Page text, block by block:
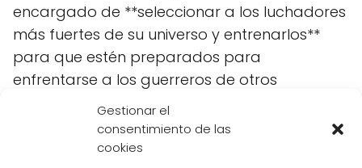
Gestionar el
consentimiento de las
cookies
encargado de **seleccionar a los luchadores
más fuertes de su universo y entrenarlos**
para que estén preparados para
enfrentarse a los guerreros de otros
Además, el Gran Kaio es quien **guía